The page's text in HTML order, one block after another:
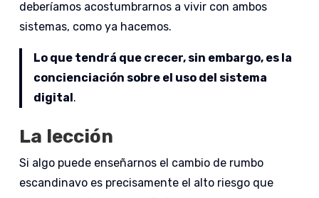
deberíamos acostumbrarnos a vivir con ambos
sistemas, como ya hacemos.
Lo que tendrá que crecer, sin embargo, es la
concienciación sobre el uso del sistema
digital.
La lección
Si algo puede enseñarnos el cambio de rumbo
escandinavo es precisamente el alto riesgo que